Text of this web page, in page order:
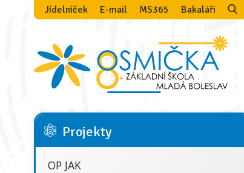
Jídelníček E-mail MS365 Bakaláři
Projekty
OP JAK